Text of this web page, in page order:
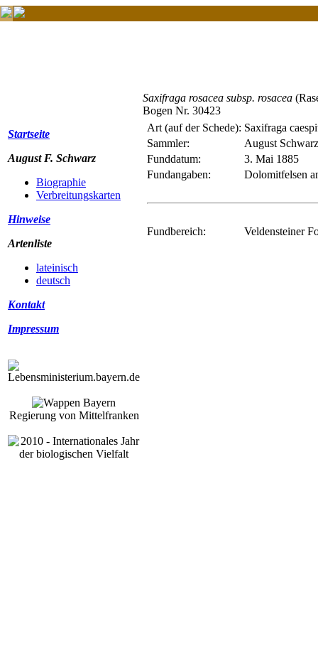
Startseite
August F. Schwarz
Biographie
Verbreitungskarten
Hinweise
Artenliste
lateinisch
deutsch
Kontakt
Impressum
Regierung von Mittelfranken
Saxifraga rosacea subsp. rosacea
Bogen Nr. 30423
Art (auf der Schede): Saxifraga
Sammler:
August Schwarz
Funddatum:
3. Mai 1885
Fundangaben:
Dolomitfelsen
Fundbereich: Veldensteiner